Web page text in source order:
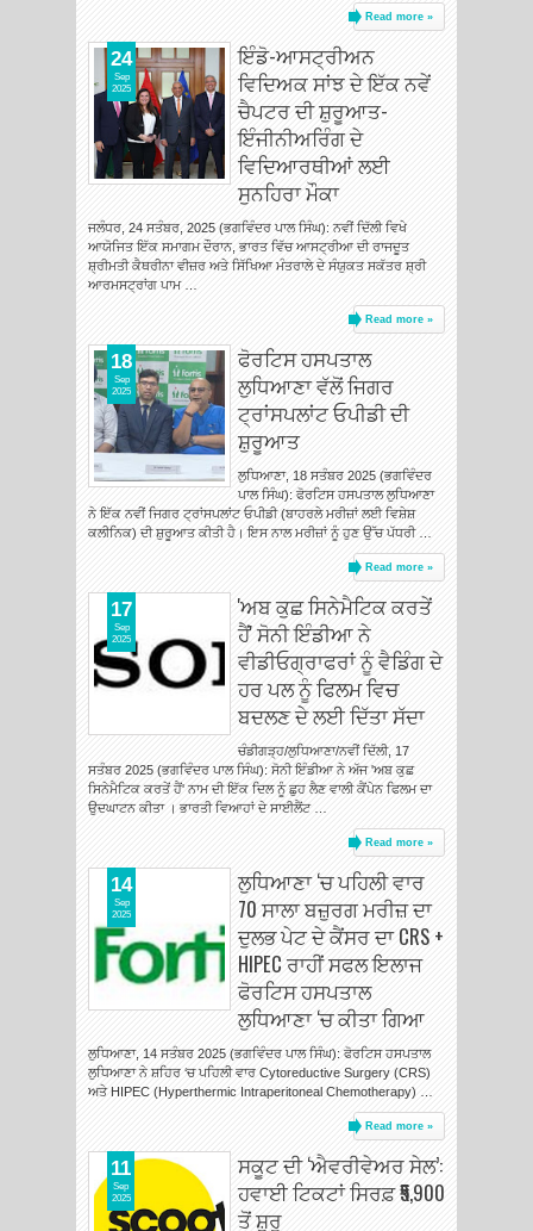
Read more »
ਇੰਡੋ-ਆਸਟ੍ਰੀਅਨ
ਵਿਦਿਅਕ ਸਾਂਝ ਦੇ ਇੱਕ ਨਵੇਂ
ਚੈਪਟਰ ਦੀ ਸ਼ੁਰੂਆਤ-
ਇੰਜੀਨੀਅਰਿੰਗ ਦੇ
ਵਿਦਿਆਰਥੀਆਂ ਲਈ
ਸੁਨਹਿਰਾ ਮੌਕਾ
ਜਲੰਧਰ, 24 ਸਤੰਬਰ, 2025 (ਭਗਵਿੰਦਰ ਪਾਲ ਸਿੰਘ): ਨਵੀਂ ਦਿੱਲੀ ਵਿਖੇ
ਆਯੋਜਿਤ ਇੱਕ ਸਮਾਗਮ ਦੌਰਾਨ, ਭਾਰਤ ਵਿੱਚ ਆਸਟ੍ਰੀਆ ਦੀ ਰਾਜਦੂਤ
ਸ਼੍ਰੀਮਤੀ ਕੈਥਰੀਨਾ ਵੀਜ਼ਰ ਅਤੇ ਸਿੱਖਿਆ ਮੰਤਰਾਲੇ ਦੇ ਸੰਯੁਕਤ ਸਕੱਤਰ ਸ਼੍ਰੀ
ਆਰਮਸਟ੍ਰਾਂਗ ਪਾਮ …
Read more »
24
Sep
2025
ਫੋਰਟਿਸ ਹਸਪਤਾਲ
ਲੁਧਿਆਣਾ ਵੱਲੋਂ ਜਿਗਰ
ਟ੍ਰਾਂਸਪਲਾਂਟ ਓਪੀਡੀ ਦੀ
ਸ਼ੁਰੂਆਤ
ਲੁਧਿਆਣਾ, 18 ਸਤੰਬਰ 2025 (ਭਗਵਿੰਦਰ
ਪਾਲ ਸਿੰਘ): ਫੋਰਟਿਸ ਹਸਪਤਾਲ ਲੁਧਿਆਣਾ
ਨੇ ਇੱਕ ਨਵੀਂ ਜਿਗਰ ਟ੍ਰਾਂਸਪਲਾਂਟ ਓਪੀਡੀ (ਬਾਹਰਲੇ ਮਰੀਜ਼ਾਂ ਲਈ ਵਿਸ਼ੇਸ਼
ਕਲੀਨਿਕ) ਦੀ ਸ਼ੁਰੂਆਤ ਕੀਤੀ ਹੈ। ਇਸ ਨਾਲ ਮਰੀਜ਼ਾਂ ਨੂੰ ਹੁਣ ਉੱਚ ਪੱਧਰੀ …
Read more »
18
Sep
2025
'ਅਬ ਕੁਛ ਸਿਨੇਮੈਟਿਕ ਕਰਤੇਂ
ਹੈਂ' ਸੋਨੀ ਇੰਡੀਆ ਨੇ
ਵੀਡੀਓਗ੍ਰਾਫਰਾਂ ਨੂੰ ਵੈਡਿੰਗ ਦੇ
ਹਰ ਪਲ ਨੂੰ ਫਿਲਮ ਵਿਚ
ਬਦਲਣ ਦੇ ਲਈ ਦਿੱਤਾ ਸੱਦਾ
ਚੰਡੀਗੜ੍ਹ/ਲੁਧਿਆਣਾ/ਨਵੀਂ ਦਿੱਲੀ, 17
ਸਤੰਬਰ 2025 (ਭਗਵਿੰਦਰ ਪਾਲ ਸਿੰਘ): ਸੋਨੀ ਇੰਡੀਆ ਨੇ ਅੱਜ 'ਅਬ ਕੁਛ
ਸਿਨੇਮੈਟਿਕ ਕਰਤੇਂ ਹੈਂ' ਨਾਮ ਦੀ ਇੱਕ ਦਿਲ ਨੂੰ ਛੁਹ ਲੈਣ ਵਾਲੀ ਕੈਂਪੇਨ ਫਿਲਮ ਦਾ
ਉਦਘਾਟਨ ਕੀਤਾ । ਭਾਰਤੀ ਵਿਆਹਾਂ ਦੇ ਸਾਈਲੈਂਟ …
Read more »
17
Sep
2025
ਲੁਧਿਆਣਾ ‘ਚ ਪਹਿਲੀ ਵਾਰ
70 ਸਾਲਾ ਬਜ਼ੁਰਗ ਮਰੀਜ਼ ਦਾ
ਦੁਲਭ ਪੇਟ ਦੇ ਕੈਂਸਰ ਦਾ CRS +
HIPEC ਰਾਹੀਂ ਸਫਲ ਇਲਾਜ
ਫੋਰਟਿਸ ਹਸਪਤਾਲ
ਲੁਧਿਆਣਾ ‘ਚ ਕੀਤਾ ਗਿਆ
ਲੁਧਿਆਣਾ, 14 ਸਤੰਬਰ 2025 (ਭਗਵਿੰਦਰ ਪਾਲ ਸਿੰਘ): ਫੋਰਟਿਸ ਹਸਪਤਾਲ
ਲੁਧਿਆਣਾ ਨੇ ਸ਼ਹਿਰ ‘ਚ ਪਹਿਲੀ ਵਾਰ Cytoreductive Surgery (CRS)
ਅਤੇ HIPEC (Hyperthermic Intraperitoneal Chemotherapy) …
Read more »
14
Sep
2025
ਸਕੂਟ ਦੀ ‘ਐਵਰੀਵੇਅਰ ਸੇਲ’:
ਹਵਾਈ ਟਿਕਟਾਂ ਸਿਰਫ਼ ₹5,900
ਤੋਂ ਸ਼ੁਰੂ
11
Sep
2025